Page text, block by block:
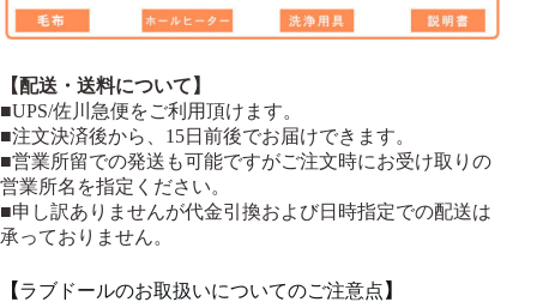
【配送・送料について】
■UPS/佐川急便をご利用頂けます。
■注文決済後から、15日前後でお届けできます。
■営業所留での発送も可能ですがご注文時にお受け取りの
営業所名を指定ください。
■申し訳ありませんが代金引換および日時指定での配送は
承っておりません。
【ラブドールのお取扱いについてのご注意点 】